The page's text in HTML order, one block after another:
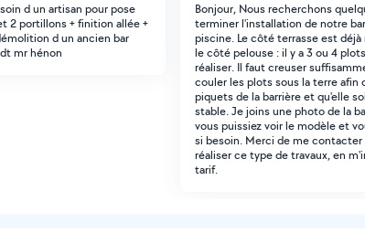
d un artisan pour pose
2 portillons + finition allée +
d un ancien bar
mr hénon
Bonjour, Nous recherchons
terminer l'installation de notre
piscine. Le côté terrasse est déjà
le côté pelouse : il y a 3 ou 4
réaliser. Il faut creuser
couler les plots sous la terre afin
piquets de la barrière et qu'elle
stable. Je joins une photo de la
vous puissiez voir le modèle et
si besoin. Merci de me contacter
réaliser ce type de travaux, en
tarif.